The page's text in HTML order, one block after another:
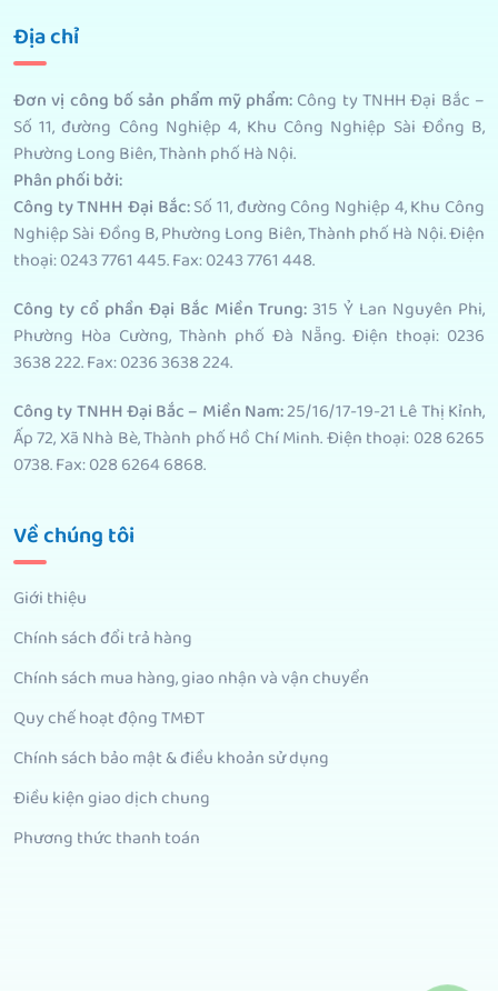
Địa chỉ
Đơn vị công bố sản phẩm mỹ phẩm: Công ty TNHH Đại Bắc –
Số 11, đường Công Nghiệp 4, Khu Công Nghiệp Sài Đồng B,
Phường Long Biên, Thành phố Hà Nội.
Phân phối bởi:
Công ty TNHH Đại Bắc:Số 11, đường Công Nghiệp 4, Khu Công
Nghiệp Sài Đồng B, Phường Long Biên, Thành phố Hà Nội. Điện
thoại: 0243 7761 445. Fax: 0243 7761 448.
Công ty cổ phần Đại Bắc Miền Trung: 315 Ỷ Lan Nguyên Phi,
Phường Hòa Cường, Thành phố Đà Nẵng. Điện thoại: 0236
3638 222. Fax: 0236 3638 224.
Công ty TNHH Đại Bắc – Miền Nam:25/16/17-19-21 Lê Thị Kỉnh,
Ấp 72, Xã Nhà Bè, Thành phố Hồ Chí Minh. Điện thoại: 028 6265
0738. Fax: 028 6264 6868.
Về chúng tôi
Giới thiệu
Chính sách đổi trả hàng
Chính sách mua hàng, giao nhận và vận chuyển
Quy chế hoạt động TMĐT
Chính sách bảo mật & điều khoản sử dụng
Điều kiện giao dịch chung
Phương thức thanh toán